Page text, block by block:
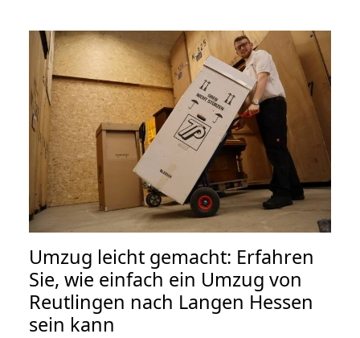
Umzug leicht gemacht: Erfahren
Sie, wie einfach ein Umzug von
Reutlingen nach Langen Hessen
sein kann